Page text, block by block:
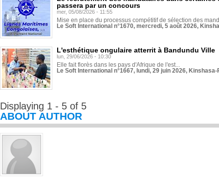
passera par un concours
mer, 05/08/2026 - 11:55
Mise en place du processus compétitif de sélection des
Le Soft International n°1670, mercredi, 5 août 2026,
L'esthétique ongulaire atterrit à Bandundu Ville
lun, 29/06/2026 - 10:30
Elle fait florès dans les pays d'Afrique de l'est...
Le Soft International n°1667, lundi, 29 juin 2026,
Displaying 1 - 5 of 5
ABOUT AUTHOR